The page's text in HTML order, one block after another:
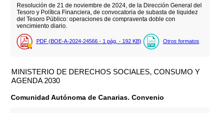
Resolución de 21 de noviembre de 2024, de la Dirección General del
Tesoro y Política Financiera, de convocatoria de subasta de liquidez
del Tesoro Público: operaciones de compraventa doble con
vencimiento diario.
PDF (BOE-A-2024-24566 - 1 pág. - 192 KB) Otros formatos
MINISTERIO DE DERECHOS SOCIALES, CONSUMO Y
AGENDA 2030
Comunidad Autónoma de Canarias. Convenio